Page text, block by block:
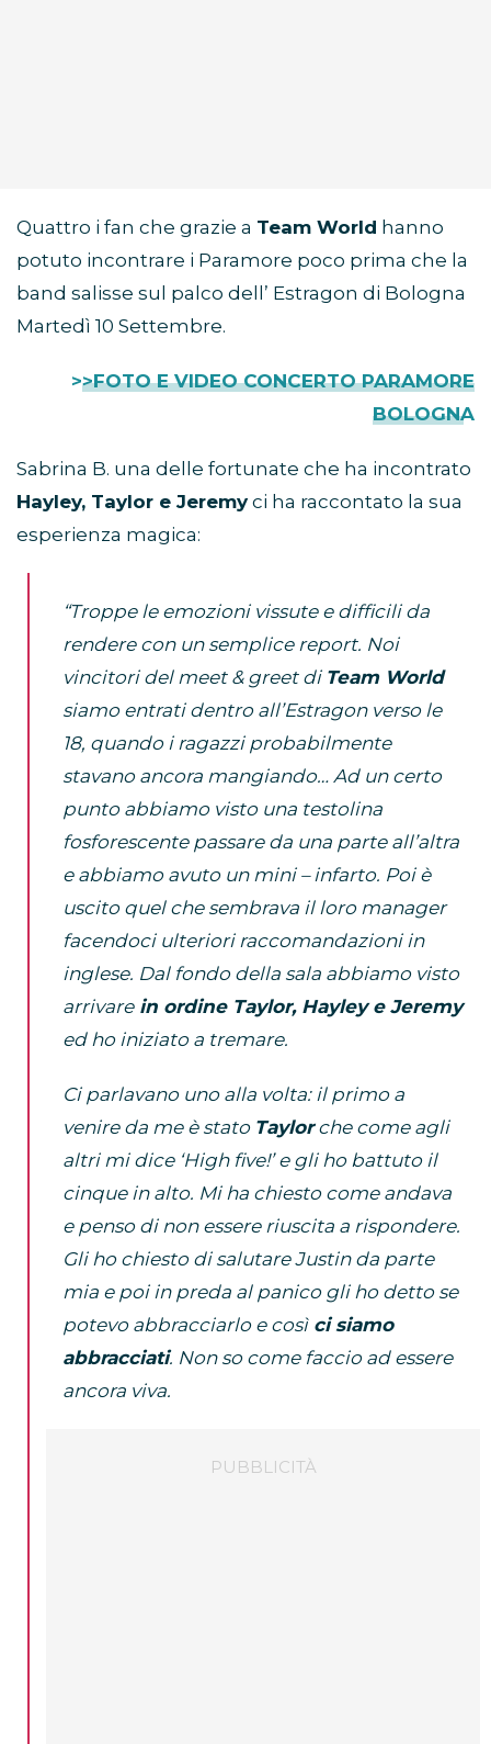
Quattro i fan che grazie a Team World hanno
potuto incontrare i Paramore poco prima che la
band salisse sul palco dell’ Estragon di Bologna
Martedì 10 Settembre.
>>FOTO E VIDEO CONCERTO PARAMORE
BOLOGNA
Sabrina B. una delle fortunate che ha incontrato
Hayley, Taylor e Jeremyci ha raccontato la sua
esperienza magica:
“Troppe le emozioni vissute e difficili da
rendere con un semplice report. Noi
vincitori del meet & greet di Team World
siamo entrati dentro all’Estragon verso le
18, quando i ragazzi probabilmente
stavano ancora mangiando… Ad un certo
punto abbiamo visto una testolina
fosforescente passare da una parte all’altra
e abbiamo avuto un mini – infarto. Poi è
uscito quel che sembrava il loro manager
facendoci ulteriori raccomandazioni in
inglese. Dal fondo della sala abbiamo visto
arrivarein ordine Taylor, Hayley e Jeremy
ed ho iniziato a tremare.
Ci parlavano uno alla volta: il primo a
venire da me è stato Taylorche come agli
altri mi dice ‘High five!’ e gli ho battuto il
cinque in alto. Mi ha chiesto come andava
e penso di non essere riuscita a rispondere.
Gli ho chiesto di salutare Justin da parte
mia e poi in preda al panico gli ho detto se
potevo abbracciarlo e cosìci siamo
abbracciati. Non so come faccio ad essere
ancora viva.